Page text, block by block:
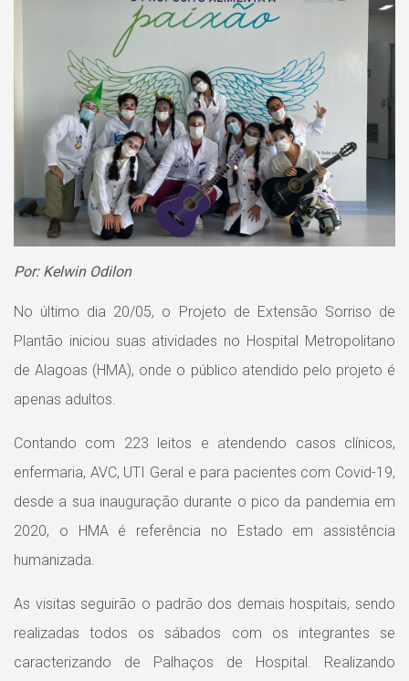
Por: Kelwin Odilon
No último dia 20/05, o Projeto de Extensão Sorriso de
Plantão iniciou suas atividades no Hospital Metropolitano
de Alagoas (HMA), onde o público atendido pelo projeto é
apenas adultos.
Contando com 223 leitos e atendendo casos clínicos,
enfermaria, AVC, UTI Geral e para pacientes com Covid-19,
desde a sua inauguração durante o pico da pandemia em
2020, o HMA é referência no Estado em assistência
humanizada.
As visitas seguirão o padrão dos demais hospitais, sendo
realizadas todos os sábados com os integrantes se
caracterizando de Palhaços de Hospital. Realizando